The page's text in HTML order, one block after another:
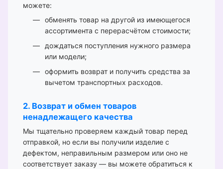
можете:
обменять товар на другой из имеющегося
ассортимента с перерасчётом стоимости;
дождаться поступления нужного размера
или модели;
оформить возврат и получить средства за
вычетом транспортных расходов.
2. Возврат и обмен товаров
ненадлежащего качества
Мы тщательно проверяем каждый товар перед
отправкой, но если вы получили изделие с
дефектом, неправильным размером или оно не
соответствует заказу — вы можете обратиться к